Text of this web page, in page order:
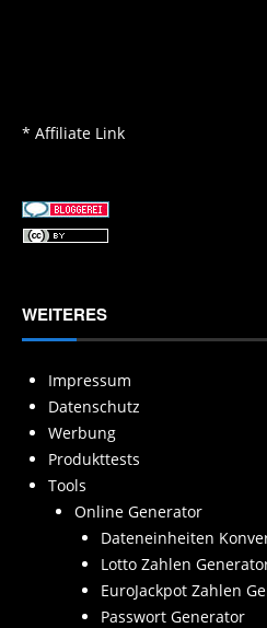
* Affiliate Link
WEITERES
Impressum
Datenschutz
Werbung
Produkttests
Tools
Online Generator
Dateneinheiten
Lotto Zahlen
EuroJackpot Zahlen
Passwort Generator